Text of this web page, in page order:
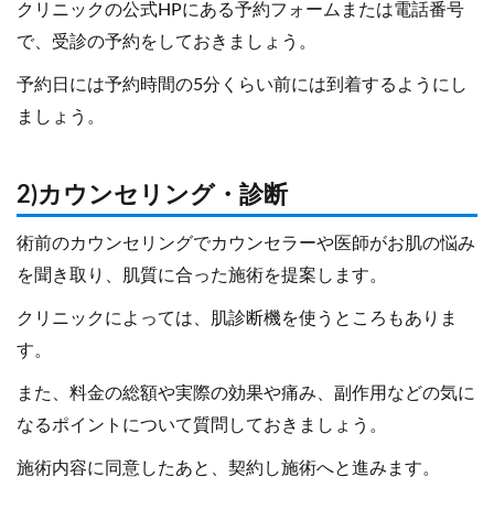
クリニックの公式HPにある予約フォームまたは電話番号
で、受診の予約をしておきましょう。
予約日には予約時間の5分くらい前には到着するようにし
ましょう。
2)カウンセリング・診断
術前のカウンセリングでカウンセラーや医師がお肌の悩み
を聞き取り、肌質に合った施術を提案します。
クリニックによっては、肌診断機を使うところもありま
す。
また、料金の総額や実際の効果や痛み、副作用などの気に
なるポイントについて質問しておきましょう。
施術内容に同意したあと、契約し施術へと進みます。